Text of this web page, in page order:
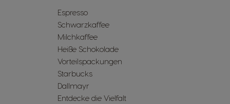
Espresso
Schwarzkaffee
Milchkaffee
Heiße Schokolade
Vorteilspackungen
Starbucks
Dallmayr
Entdecke die Vielfalt